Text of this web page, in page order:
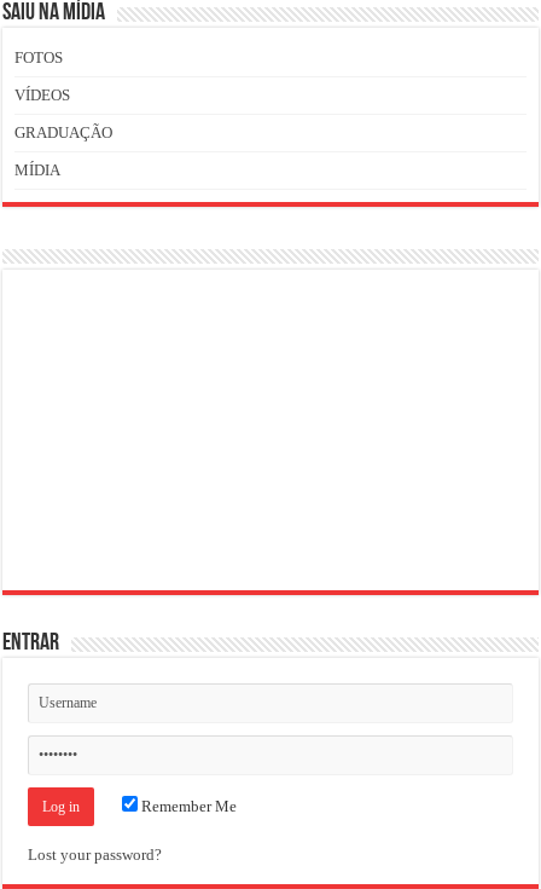
SAIU NA MÍDIA
FOTOS
VÍDEOS
GRADUAÇÃO
MÍDIA
ENTRAR
Remember Me
Lost your password?